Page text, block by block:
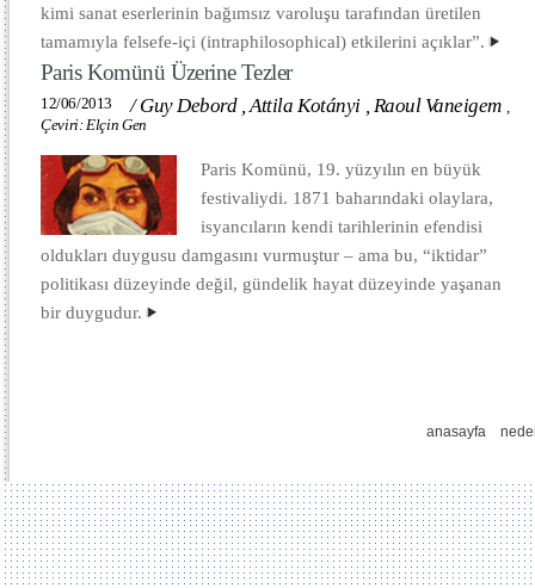
kimi sanat eserlerinin bağımsız varoluşu tarafından üretilen
tamamıyla felsefe-içi (intraphilosophical) etkilerini açıklar”.
Paris Komünü Üzerine Tezler
12/06/2013 /Guy Debord ,Attila Kotányi , Raoul Vaneigem ,
Çeviri: Elçin Gen
Paris Komünü, 19. yüzyılın en büyük
festivaliydi. 1871 baharındaki olaylara,
isyancıların kendi tarihlerinin efendisi
oldukları duygusu damgasını vurmuştur – ama bu, “iktidar”
politikası düzeyinde değil, gündelik hayat düzeyinde yaşanan
bir duygudur.
anasayfa